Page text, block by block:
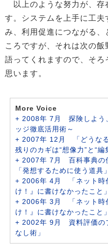
以上のような努力が、存
す。システムを上手に工
み、利用促進につながる、
ころですが、それは次の
語ってくれますので、そろ
思います。
More Voice
+ 2008年 7月 探険しよう
ッジ徹底活用術～
+ 2007年 12月 「どうな
残りのカギは“想像力”と“編
+ 2007年 7月 百科事典の
「発想するために使う道具
+ 2006年 4月 「ネット時
け！』に書けなかったこと
+ 2006年 3月 「ネット時
け！』に書けなかったこと
+ 2002年 9月 資料評価の
なし術」